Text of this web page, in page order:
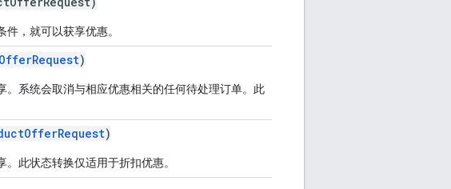
，就可以获享优惠。
)
。系统会取消与相应优惠相关的任何待处理订单。此
)
此状态转换仅适用于折扣优惠。